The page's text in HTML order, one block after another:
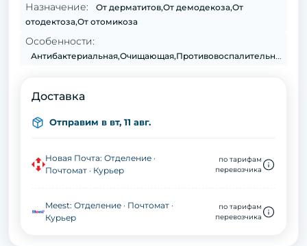
Назначение:
От дерматитов,От демодекоза,От
отодектоза,От отомикоза
Особенности:
Антибактериальная,Очищающая,Противовоспалительное
Доставка
Отправим в вт, 11 авг.
Новая Почта: Отделение ·
Почтомат · Курьер
по тарифам
перевозчика
Meest: Отделение · Почтомат ·
Курьер
по тарифам
перевозчика